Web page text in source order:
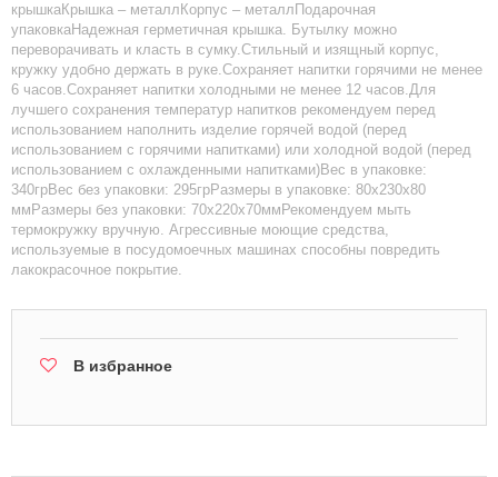
крышкаКрышка – металлКорпус – металлПодарочная
упаковкаНадежная герметичная крышка. Бутылку можно
переворачивать и класть в сумку.Стильный и изящный корпус,
кружку удобно держать в руке.Сохраняет напитки горячими не менее
6 часов.Сохраняет напитки холодными не менее 12 часов.Для
лучшего сохранения температур напитков рекомендуем перед
использованием наполнить изделие горячей водой (перед
использованием с горячими напитками) или холодной водой (перед
использованием с охлажденными напитками)Вес в упаковке:
340грВес без упаковки: 295грРазмеры в упаковке: 80x230x80
ммРазмеры без упаковки: 70х220х70ммРекомендуем мыть
термокружку вручную. Агрессивные моющие средства,
используемые в посудомоечных машинах способны повредить
лакокрасочное покрытие.
В избранное